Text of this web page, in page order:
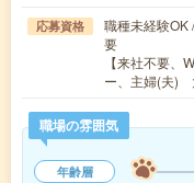
応募資格
職種未経験OK
要
【来社不要、
ー、主婦(夫)
職場の雰囲気
年齢層